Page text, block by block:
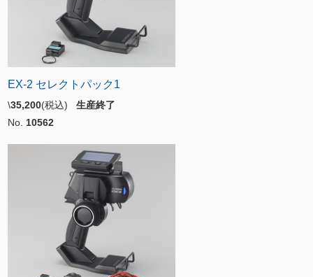
EX-2 セレクトパック1
\35,200(税込) 生産終了
No. 10562